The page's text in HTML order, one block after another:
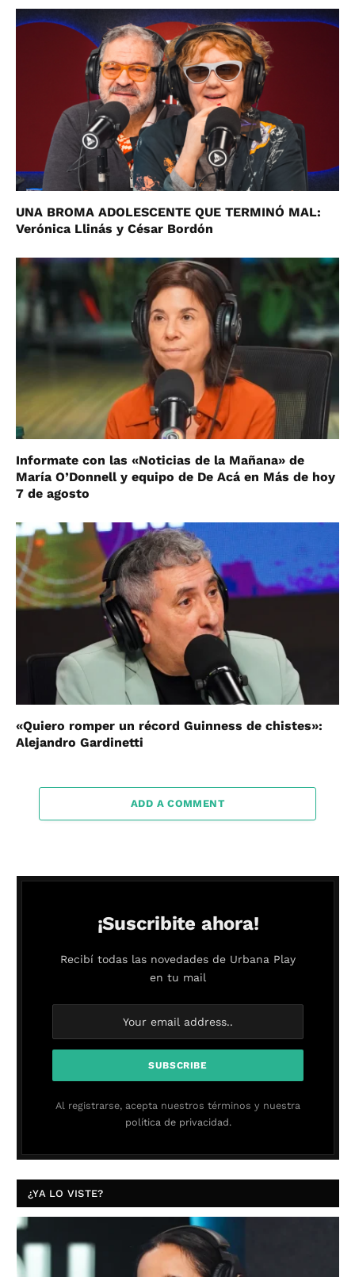
UNA BROMA ADOLESCENTE QUE TERMINÓ MAL:
Verónica Llinás y César Bordón
Informate con las «Noticias de la Mañana» de
María O’Donnell y equipo de De Acá en Más de hoy
7 de agosto
«Quiero romper un récord Guinness de chistes»:
Alejandro Gardinetti
ADD A COMMENT
¡Suscribite ahora!
Recibí todas las novedades de Urbana Play
en tu mail
Al registrarse, acepta nuestros términos y nuestra
política de privacidad.
¿YA LO VISTE?